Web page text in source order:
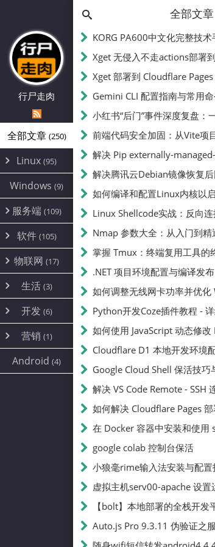
行尸走肉
全部文章 (250)
Linux (95)
Alpine
CentOS(17)
Debian(24)
ProxmoxVE
Ubuntu(7)
Windows (9)
服务端 (109)
环境配置
DD重装(3)
加速优化(34)
面板(12)
容器
游戏 (7)
饥荒(7)
云服务商(4)
WEB源码(6)
建站(5)
软件 (105)
安全(12)
办公(4)
图片 (2)
文件
系统 (35)
AI(10)
物联网 (17)
路由器
随身wifi(1)
mobile(14)
刷机
magisk
生活 (3)
线报
sim卡(1)
开发 (6)
编译
JavaScript(2)
python(2)
营销 (1)
公关(1)
SEO(1)
Android (4)
全部文章
.NET 项目环境配置与编译发布
google colab 控制台保活